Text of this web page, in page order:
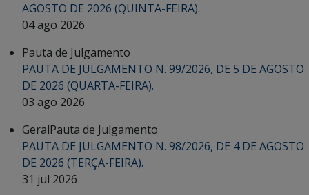
AGOSTO DE 2026 (QUINTA-FEIRA).
04 ago 2026
Pauta de Julgamento
PAUTA DE JULGAMENTO N. 99/2026, DE 5 DE AGOSTO
DE 2026 (QUARTA-FEIRA).
03 ago 2026
GeralPauta de Julgamento
PAUTA DE JULGAMENTO N. 98/2026, DE 4 DE AGOSTO
DE 2026 (TERÇA-FEIRA).
31 jul 2026